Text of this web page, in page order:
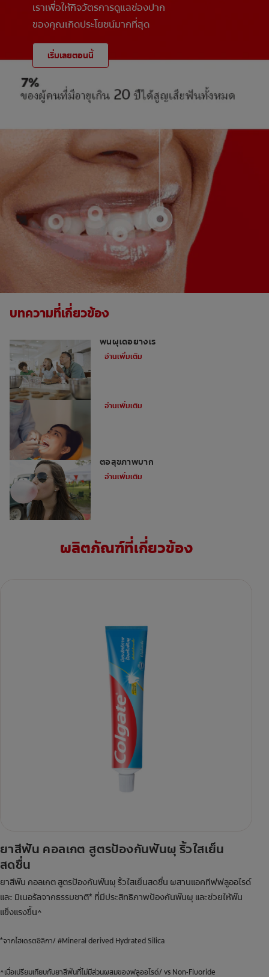
เราเพื่อให้กิจวัตรการดูแลช่องปาก
ของคุณเกิดประโยชน์มากที่สุด
เริ่มเลยตอนนี้
บทความที่เกี่ยวข้อง
ฟันผุได้อย่างไร
อ่านเพิ่มเติม
อ่านเพิ่มเติม
ต่อสุขภาพปาก
อ่านเพิ่มเติม
ผลิตภัณฑ์ที่เกี่ยวข้อง
ยาสีฟัน คอลเกต สูตรป้องกันฟันผุ ริ้วใสเย็น
สดชื่น
ยาสีฟัน คอลเกต สูตรป้องกันฟันผุ ริ้วใสเย็นสดชื่น ผสานแอคทีฟฟลูออไรด์
และ มิเนอรัลจากธรรมชาติ* ที่มีประสิทธิภาพป้องกันฟันผุ และช่วยให้ฟัน
แข็งแรงขึ้น^
*จากไฮเดรตซิลิกา/ #Mineral derived Hydrated Silica
^เมื่อเปรียมเทียบกับยาสีฟันที่ไม่มีส่วนผสมของฟลูออไรด์/ vs Non-Fluoride